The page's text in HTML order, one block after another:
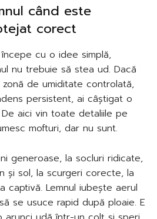
când este
corect
cu o idee simplă,
nu trebuie să stea ud. Dacă
de umiditate controlată,
persistent, ai câștigat o
aici vin toate detaliile pe
mofturi, dar nu sunt.
generoase, la socluri ridicate,
și sol, la scurgeri corecte, la
captivă. Lemnul iubește aerul
se usuce rapid după ploaie. E